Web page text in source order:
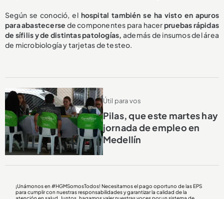
Según se conoció, el hospital también se ha visto en apuros
para abastecerse de componentes para hacerpruebas rápidas
de sífilis y de distintas patologías, además de insumos del área
de microbiología y tarjetas de testeo.
Útil para vos
Pilas, que este martes hay
jornada de empleo en
Medellín
¡Unámonos en#HGMSomosTodos! Necesitamos el pago oportuno de las EPS
para cumplir con nuestras responsabilidades y garantizar la calidad de la
atención en salud. Juntos, hagamos valer nuestras voces por un sistema de